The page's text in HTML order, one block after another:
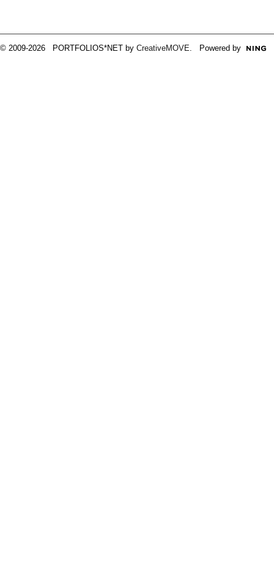
© 2009-2026 PORTFOLIOS*NET by CreativeMOVE. Powered by